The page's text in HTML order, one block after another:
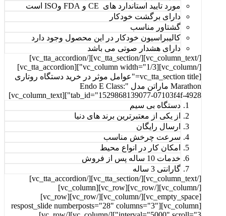
مورد تایید استاندارد های CE و FDA وISO است
دارای برگشت خودکار
گشتاور مناسب
کالیبراسیون خودکار در این محصول وجود دارد
دارای هشدار صوتی می باشد
[/vc_column_text][/vc_tta_section][/vc_tta_accordion]
[/vc_column][vc_column width="1/3"][vc_tta_accordion]
[vc_tta_section title="عوامل موثر در خرید دستگاه روتاری
Marathon ماراتن مدل Endo E Class:"
tab_id="1529868139077-07103f4f-4928"][vc_column_text]
دستگاه بی سیم
از یکی از معتبرترین برند های دنیا
ارسال رایگان
سرعت چرخش مناسب
امکان کار در انواع محیط
خدمات 10 ساله پس از فروش
گارانتی 3 ساله
[/vc_column_text][/vc_tta_section][/vc_tta_accordion]
[/vc_column][/vc_row][vc_row][vc_column]
[vc_empty_space][/vc_column][/vc_row][vc_row]
[vc_column][respost_slide numberposts="28" columns="3"